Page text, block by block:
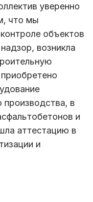
уверенно
что мы
объектов
возникла
производства, в
и
аттестацию в
и